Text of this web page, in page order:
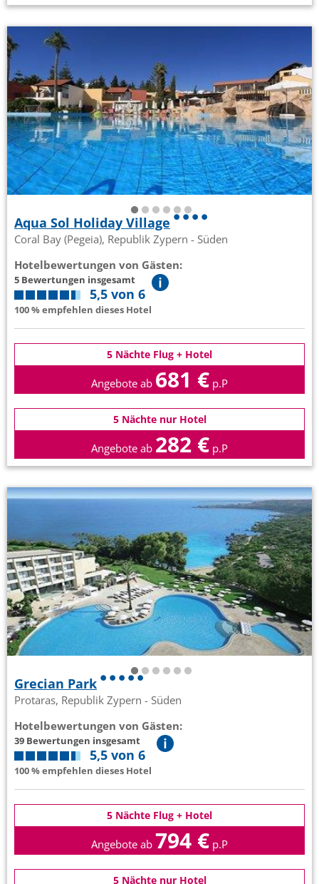
Aqua Sol Holiday Village
Coral Bay (Pegeia), Republik Zypern - Süden
Hotelbewertungen von Gästen:
5 Bewertungen insgesamt
5,5 von 6
100 % empfehlen dieses Hotel
5 Nächte Flug + Hotel
Angebote ab 681 € p.P
5 Nächte nur Hotel
Angebote ab 282 € p.P
Grecian Park
Protaras, Republik Zypern - Süden
Hotelbewertungen von Gästen:
39 Bewertungen insgesamt
5,5 von 6
100 % empfehlen dieses Hotel
5 Nächte Flug + Hotel
Angebote ab 794 € p.P
5 Nächte nur Hotel